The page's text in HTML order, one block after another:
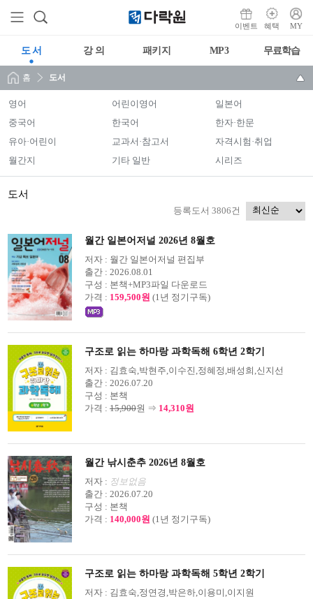
이벤트 혜택 MY
도 서 강 의 패키지 MP3 무료학습
홈 도서
영어 어린이영어
일본어
중국어
한국어
한자·한문
유아·어린이
교과서·참고서
자격시험·취업
월간지
기타 일반 시리즈
도서
등록도서 3806건
월간 일본어저널 2026년 8월호
저자 : 월간 일본어저널 편집부
출간 : 2026.08.01
구성 : 본책+MP3파일 다운로드
가격 : 159,500원 (1년 정기구독)
구조로 읽는 하마랑 과학독해 6학년 2학기
저자 : 김효숙,박현주,이수진,정혜정,배성희,신지선
출간 : 2026.07.20
구성 : 본책
가격 : 15,900원 ⇒ 14,310원
월간 낚시춘추 2026년 8월호
저자 : 정보없음
출간 : 2026.07.20
구성 : 본책
가격 : 140,000원 (1년 정기구독)
구조로 읽는 하마랑 과학독해 5학년 2학기
저자 : 김효숙,정연경,박은하,이용미,이지원